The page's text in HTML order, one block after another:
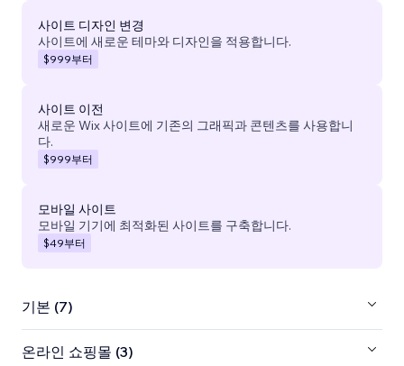
사이트 디자인 변경
사이트에 새로운 테마와 디자인을 적용합니다.
$999부터
사이트 이전
새로운 Wix 사이트에 기존의 그래픽과 콘텐츠를 사용합니
다.
$999부터
모바일 사이트
모바일 기기에 최적화된 사이트를 구축합니다.
$49부터
기본 (7)
온라인 쇼핑몰 (3)